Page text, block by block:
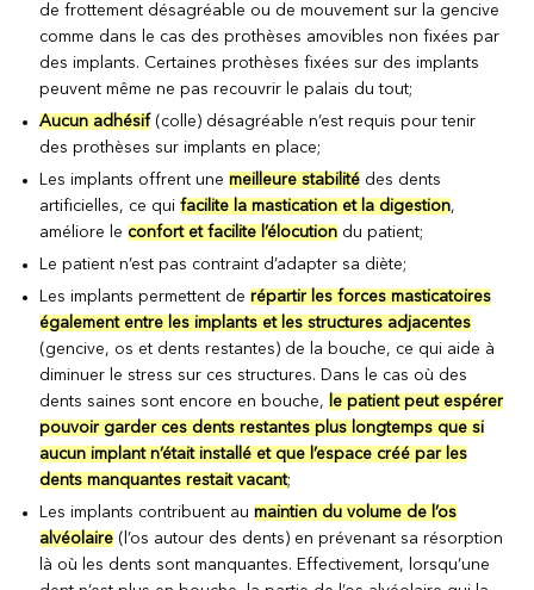
de frottement désagréable ou de mouvement sur la gencive
comme dans le cas des prothèses amovibles non fixées par
des implants. Certaines prothèses fixées sur des implants
peuvent même ne pas recouvrir le palais du tout;
Aucun adhésif (colle) désagréable n’est requis pour tenir
des prothèses sur implants en place;
Les implants offrent unemeilleure stabilité des dents
artificielles, ce quifacilite la mastication et la digestion,
améliore le confort et facilite l’élocution du patient;
Le patient n’est pas contraint d’adapter sa diète;
Les implants permettent derépartir les forces masticatoires
également entre les implants et les structures adjacentes
(gencive, os et dents restantes) de la bouche, ce qui aide à
diminuer le stress sur ces structures. Dans le cas où des
dents saines sont encore en bouche,
le patient peut espérer
pouvoir garder ces dents restantes plus longtemps que si
aucun implant n’était installé et que l’espace créé par les
dents manquantes restait vacant;
Les implants contribuent aumaintien du volume de l’os
alvéolaire (l’os autour des dents) en prévenant sa résorption
là où les dents sont manquantes. Effectivement, lorsqu’une